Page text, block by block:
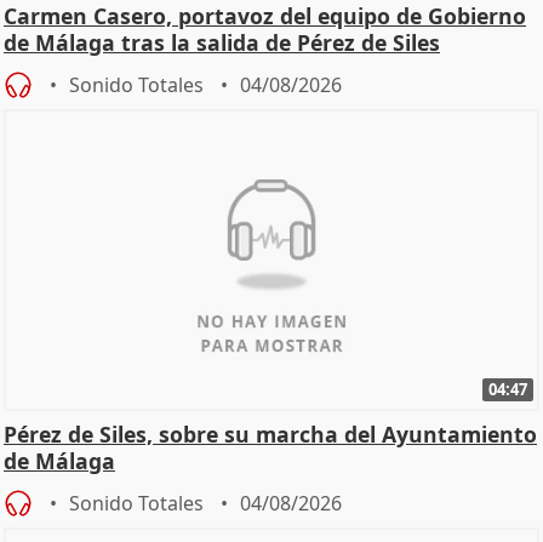
Carmen Casero, portavoz del equipo de Gobierno
de Málaga tras la salida de Pérez de Siles
Sonido Totales 04/08/2026
04:47
Pérez de Siles, sobre su marcha del Ayuntamiento
de Málaga
Sonido Totales 04/08/2026